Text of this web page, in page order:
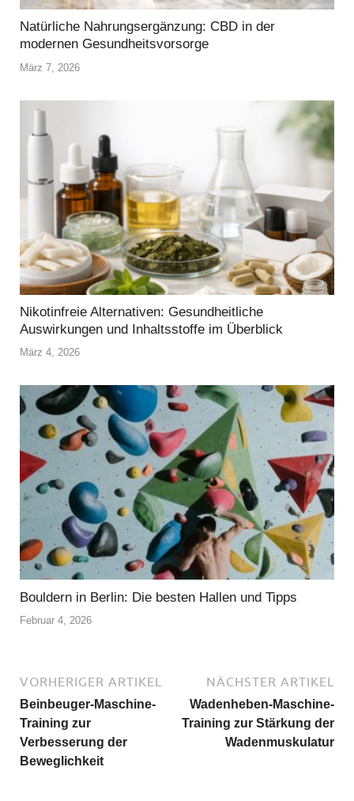
Natürliche Nahrungsergänzung: CBD in der
modernen Gesundheitsvorsorge
März 7, 2026
Nikotinfreie Alternativen: Gesundheitliche
Auswirkungen und Inhaltsstoffe im Überblick
März 4, 2026
Bouldern in Berlin: Die besten Hallen und Tipps
Februar 4, 2026
VORHERIGER ARTIKEL
Beinbeuger-Maschine-
Training zur
Verbesserung der
Beweglichkeit
NÄCHSTER ARTIKEL
Wadenheben-Maschine-
Training zur Stärkung der
Wadenmuskulatur